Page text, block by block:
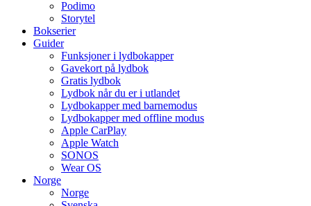
Podimo
Storytel
Bokserier
Guider
Funksjoner i lydbokapper
Gavekort på lydbok
Gratis lydbok
Lydbok når du er i utlandet
Lydbokapper med barnemodus
Lydbokapper med offline modus
Apple CarPlay
Apple Watch
SONOS
Wear OS
Norge
Norge